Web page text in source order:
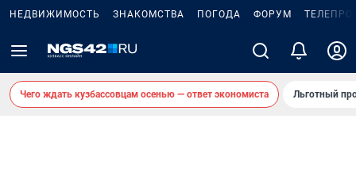
НЕДВИЖИМОСТЬ ЗНАКОМСТВА ПОГОДА ФОРУМ
Чего ждать кузбассовцам осенью — ответ экономиста Льготный